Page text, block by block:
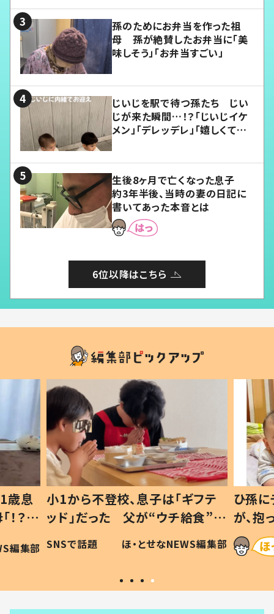
孫のためにお弁当を作った祖
母 孫が絶賛したお弁当に「美
味しそう」「お弁当すごい」
じいじを駅で待つ孫たち じい
じが来た瞬間…！？「じいじイケ
メン」「デレッデレ」「嬉しくて可
生後8ヶ月で亡くなった息子
約3年半後、当時の妻の日記に
書いてあった本音とは
6位以降はこちら
歳息
？」
編集部
小1から不登校、息子は「ギフテ
ッド」だった 父が“ウチ給食”を
作り続ける理由とは #令和の親
#令和の子
SNSで話題 ほ・とせなNEWS編集部
ひ孫
が、
「涙が
い」